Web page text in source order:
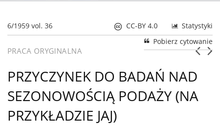
6/1959 vol. 36 Statystyki
CC-BY 4.0
Pobierz cytowanie
PRACA ORYGINALNA
PRZYCZYNEK DO BADAŃ NAD
SEZONOWOŚCIĄ PODAŻY (NA
PRZYKŁADZIE JAJ)